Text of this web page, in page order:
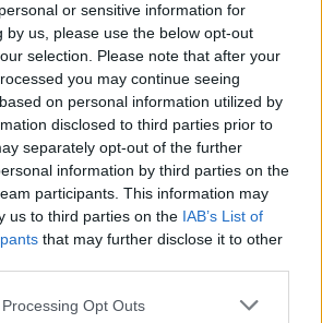
or sensitive information for
by us, please use the below opt-out
selection. Please note that after your
you may continue seeing
on personal information utilized by
disclosed to third parties prior to
separately opt-out of the further
information by third parties on the
participants. This information may
us to third parties on the IAB’s List of
that may further disclose it to other
website/app uses one or more Google
Opt Outs